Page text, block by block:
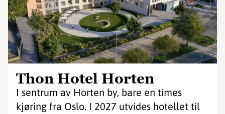
Thon Hotel Horten
I sentrum av Horten by, bare en times
kjøring fra Oslo. I 2027 utvides hotellet til